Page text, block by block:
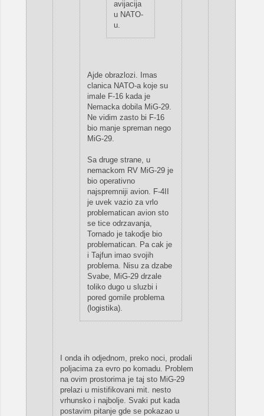
avijacija
u NATO-
u.
Ajde obrazlozi. Imas
clanica NATO-a koje su
imale F-16 kada je
Nemacka dobila MiG-29.
Ne vidim zasto bi F-16
bio manje spreman nego
MiG-29.
Sa druge strane, u
nemackom RV MiG-29 je
bio operativno
najspremniji avion. F-4II
je uvek vazio za vrlo
problematican avion sto
se tice odrzavanja,
Tornado je takodje bio
problematican. Pa cak je
i Tajfun imao svojih
problema. Nisu za dzabe
Svabe, MiG-29 drzale
toliko dugo u sluzbi i
pored gomile problema
(logistika).
I onda ih odjednom, preko noci, prodali
poljacima za evro po komadu. Problem
na ovim prostorima je taj sto MiG-29
prelazi u mistifikovani mit. nesto
vrhunsko i najbolje. Svaki put kada
postavim pitanje gde se pokazao u